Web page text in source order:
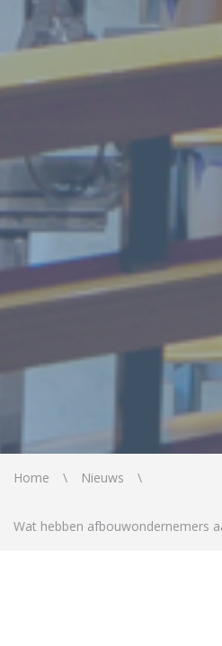
Home Nieuws
Wat hebben afbouwondernemers